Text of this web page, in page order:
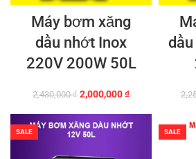
Máy bơm xăng
dầu nhớt Inox
220V 200W 50L
2,430,000₫ Giá
2,430,000 ₫.
2,000,000₫Giá
là:
2,000,000 ₫.
SALE SALE